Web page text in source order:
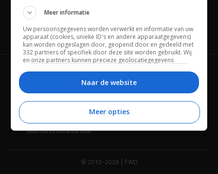
Channels
Wie is FWD Privacybeleid
Adverteren Contact
Gebruiksvoorwaarden
© 2010-2026 | FWD
Meer informatie
Uw persoonsgegevens worden verwerkt en informatie van uw
apparaat (cookies, unieke ID's en andere apparaatgegevens)
kan worden opgeslagen door, geopend door en gedeeld met
332 partners of specifiek door deze site worden gebruikt. Wij
en onze partners kunnen precieze geolocatiegegevens
Bepaalde leveranciers kunnen uw persoonsgegevens
beheren. Zoek onderaan deze pagina of in het sitemenu naar
een link om uw toestemming te beheren of in te trekken via de
privacy- en cookie-instellingen.
Naar de website
Meer opties